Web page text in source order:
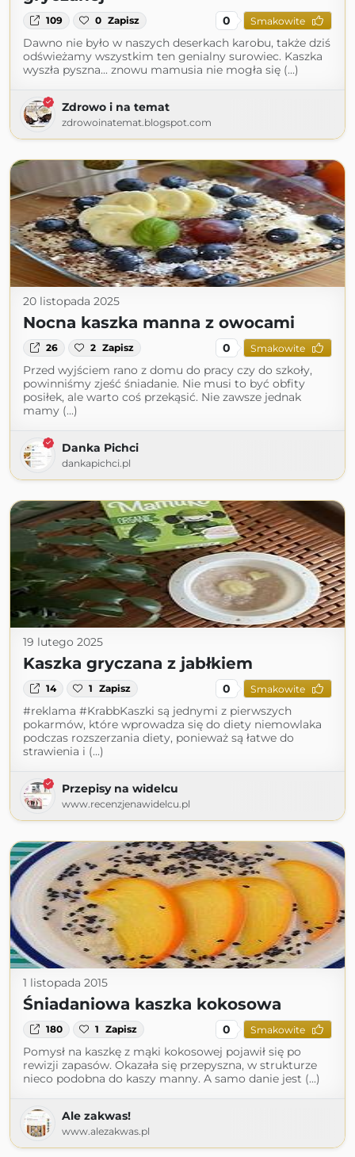
109 0 Zapisz 0 Smakowite
Dawno nie było w naszych deserkach karobu, także dziś
odświeżamy wszystkim ten genialny surowiec. Kaszka
wyszła pyszna... znowu mamusia nie mogła się (...)
Zdrowo i na temat
zdrowoinatemat.blogspot.com
20 listopada 2025
Nocna kaszka manna z owocami
26 2 Zapisz 0 Smakowite
Przed wyjściem rano z domu do pracy czy do szkoły,
powinniśmy zjeść śniadanie. Nie musi to być obfity
posiłek, ale warto coś przekąsić. Nie zawsze jednak
mamy (...)
Danka Pichci
dankapichci.pl
19 lutego 2025
Kaszka gryczana z jabłkiem
14 1 Zapisz 0 Smakowite
#reklama #KrabbKaszki są jednymi z pierwszych
pokarmów, które wprowadza się do diety niemowlaka
podczas rozszerzania diety, ponieważ są łatwe do
strawienia i (...)
Przepisy na widelcu
www.recenzjenawidelcu.pl
1 listopada 2015
Śniadaniowa kaszka kokosowa
180 1 Zapisz 0 Smakowite
Pomysł na kaszkę z mąki kokosowej pojawił się po
rewizji zapasów. Okazała się przepyszna, w strukturze
nieco podobna do kaszy manny. A samo danie jest (...)
Ale zakwas!
www.alezakwas.pl